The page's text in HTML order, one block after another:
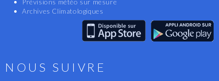
Prévisions météo sur mesure
Archives Climatologiques
NOUS SUIVRE